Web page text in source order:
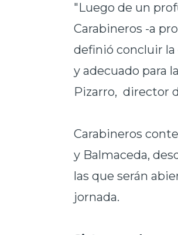
"Luego de un
Carabineros -a
definió concluir
y adecuado para
Pizarro, director
Carabineros
y Balmaceda,
las que serán
jornada.